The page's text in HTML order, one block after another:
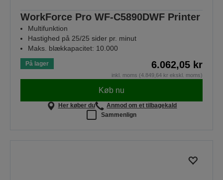
WorkForce Pro WF-C5890DWF Printer
Multifunktion
Hastighed på 25/25 sider pr. minut
Maks. blækkapacitet: 10.000
På lager 6.062,05 kr
inkl. moms (4.849,64 kr ekskl. moms)
Køb nu
Her køber du
Anmod om et tilbagekald
Sammenlign